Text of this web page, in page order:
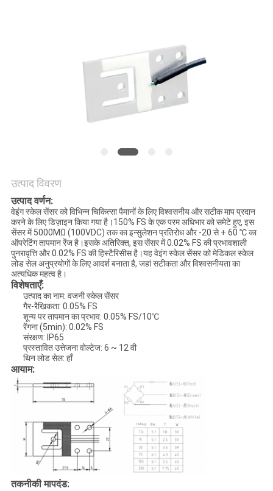
साइटमैप
गोपनीयता
नीति
उत्पाद विवरण
उत्पाद वर्णन:
वेइंग स्केल सेंसर को विभिन्न चिकित्सा पैमानों के लिए विश्वसनीय और सटीक माप प्रदान
करने के लिए डिज़ाइन किया गया है।150% FS के एक परम अधिभार को समेटे हुए, इस
सेंसर में 5000MΩ (100VDC) तक का इन्सुलेशन प्रतिरोध और -20 से + 60 ℃ का
ऑपरेटिंग तापमान रेंज है।इसके अतिरिक्त, इस सेंसर में 0.02% FS की प्रभावशाली
पुनरावृत्ति और 0.02% FS की हिस्टैरिसीस है।यह वेइंग स्केल सेंसर को मेडिकल स्केल
लोड सेल अनुप्रयोगों के लिए आदर्श बनाता है, जहां सटीकता और विश्वसनीयता का
अत्यधिक महत्व है।
विशेषताएँ:
उत्पाद का नाम: वजनी स्केल सेंसर
गैर-रैखिकता: 0.05% FS
शून्य पर तापमान का प्रभाव: 0.05% FS/10℃
रेंगना (5min): 0.02% FS
संरक्षण: IP65
प्रस्तावित उत्तेजना वोल्टेज: 6 ~ 12 वी
थिन लोड सेल: हाँ
आयाम:
तकनीकी मापदंड: